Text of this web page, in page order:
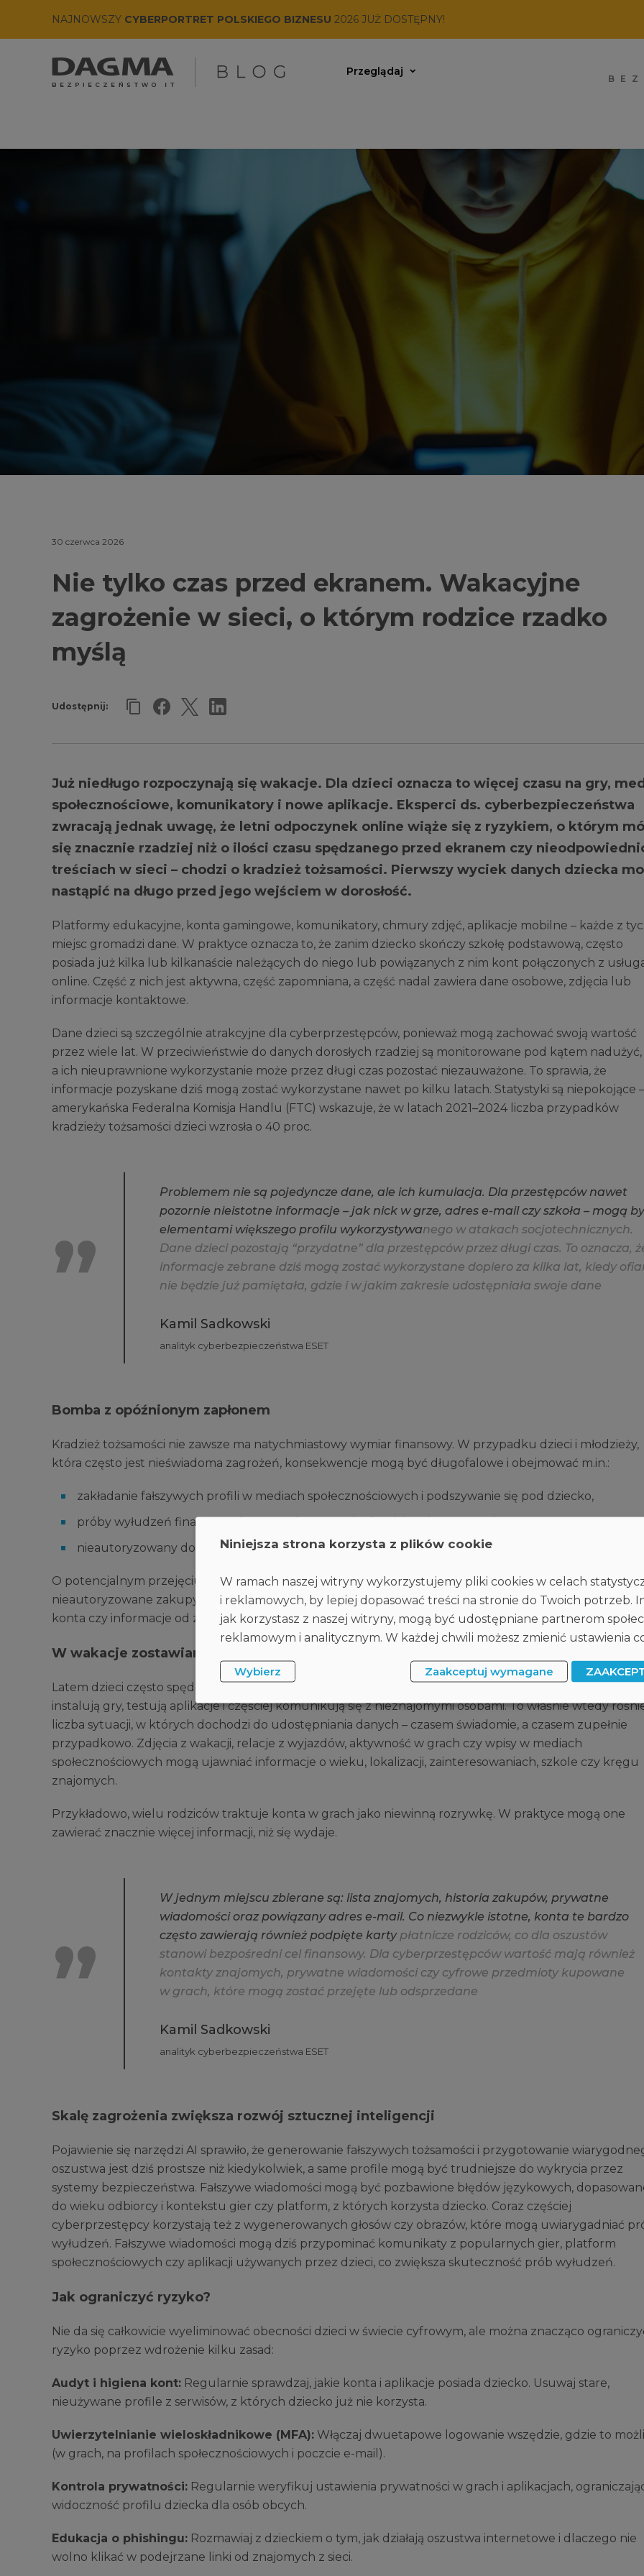
Przeglądaj
30 czerwca 2026
Nie tylko czas przed ekranem. Wakacyjne
zagrożenie w sieci, o którym rodzice rzadko
myślą
Udostępnij:
Już niedługo rozpoczynają się wakacje. Dla dzieci oznacza to więcej czasu na gry,
społecznościowe, komunikatory i nowe aplikacje. Eksperci ds. cyberbezpieczeństwa
zwracają jednak uwagę, że letni odpoczynek online wiąże się z ryzykiem, o którym
się znacznie rzadziej niż o ilości czasu spędzanego przed ekranem czy
treściach w sieci – chodzi o kradzież tożsamości. Pierwszy wyciek danych dziecka
nastąpić na długo przed jego wejściem w dorosłość.
Platformy edukacyjne, konta gamingowe, komunikatory, chmury zdjęć, aplikacje mobilne – każde z
miejsc gromadzi dane. W praktyce oznacza to, że zanim dziecko skończy szkołę podstawową, często
posiada już kilka lub kilkanaście należących do niego lub powiązanych z nim kont połączonych z
online. Część z nich jest aktywna, część zapomniana, a część nadal zawiera dane osobowe, zdjęcia lub
informacje kontaktowe.
Dane dzieci są szczególnie atrakcyjne dla cyberprzestępców, ponieważ mogą zachować swoją wartość
przez wiele lat. W przeciwieństwie do danych dorosłych rzadziej są monitorowane pod kątem nadużyć,
a ich nieuprawnione wykorzystanie może przez długi czas pozostać niezauważone. To sprawia, że
informacje pozyskane dziś mogą zostać wykorzystane nawet po kilku latach. Statystyki są niepokojące –
amerykańska Federalna Komisja Handlu (FTC) wskazuje, że w latach 2021–2024 liczba przypadków
kradzieży tożsamości dzieci wzrosła o 40 proc.
Problemem nie są pojedyncze dane, ale ich kumulacja. Dla przestępców nawet
pozornie nieistotne informacje – jak nick w grze, adres e-mail czy szkoła – mogą by
elementami większego proflu wykorzystywanego w atakach socjotechnicznych.
Dane dzieci pozostają “przydatne” dla przestępców przez długi czas. To oznacza, ż
informacje zebrane dziś mogą zostać wykorzystane dopiero za kilka lat, kiedy ofa
nie będzie już pamiętała, gdzie i w jakim zakresie udostępniała swoje dane
Kamil Sadkowski
analityk cyberbezpieczeństwa ESET
Bomba z opóźnionym zapłonem
Kradzież tożsamości nie zawsze ma natychmiastowy wymiar finansowy. W przypadku dzieci i młodzieży,
która często jest nieświadoma zagrożeń, konsekwencje mogą być długofalowe i obejmować m.in.:
zakładanie fałszywych profili w mediach społecznościowych i podszywanie się pod dziecko,
próby wyłudzeń finansowych przy wykorzystaniu skradzionej tożsamości,
nieautoryzowany dostęp do kont szkolnych i innych usług online.
O potencjalnym przejęciu danych lub kont dziecka mogą świadczyć m.in. problemy z logowaniem,
nieautoryzowane zakupy, znikające przedmioty lub waluty w grach, powiadomienia o zmianie ustawień
konta czy informacje od znajomych o podejrzanych wiadomościach wysyłanych z profilu dziecka.
W wakacje zostawiamy więcej „cyfrowych śladów”
Latem dzieci często spędzają więcej czasu online niż w trakcie roku szkolnego. Zakładają nowe konta,
instalują gry, testują aplikacje i częściej komunikują się z nieznajomymi osobami. To właśnie wtedy
liczba sytuacji, w których dochodzi do udostępniania danych – czasem świadomie, a czasem zupełnie
przypadkowo. Zdjęcia z wakacji, relacje z wyjazdów, aktywność w grach czy wpisy w mediach
społecznościowych mogą ujawniać informacje o wieku, lokalizacji, zainteresowaniach, szkole czy kręgu
znajomych.
Przykładowo, wielu rodziców traktuje konta w grach jako niewinną rozrywkę. W praktyce mogą one
zawierać znacznie więcej informacji, niż się wydaje.
W jednym miejscu zbierane są: lista znajomych, historia zakupów, prywatne
wiadomości oraz powiązany adres e-mail. Co niezwykle istotne, konta te bardzo
często zawierają również podpięte karty płatnicze rodziców, co dla oszustów
stanowi bezpośredni cel fnansowy. Dla cyberprzestępców wartość mają również
kontakty znajomych, prywatne wiadomości czy cyfrowe przedmioty kupowane
w grach, które mogą zostać przejęte lub odsprzedane
Kamil Sadkowski
analityk cyberbezpieczeństwa ESET
Skalę zagrożenia zwiększa rozwój sztucznej inteligencji
Pojawienie się narzędzi AI sprawiło, że generowanie fałszywych tożsamości i przygotowanie
oszustwa jest dziś prostsze niż kiedykolwiek, a same profile mogą być trudniejsze do wykrycia przez
systemy bezpieczeństwa. Fałszywe wiadomości mogą być pozbawione błędów językowych,
do wieku odbiorcy i kontekstu gier czy platform, z których korzysta dziecko. Coraz częściej
cyberprzestępcy korzystają też z wygenerowanych głosów czy obrazów, które mogą uwiarygadniać
wyłudzeń. Fałszywe wiadomości mogą dziś przypominać komunikaty z popularnych gier, platform
społecznościowych czy aplikacji używanych przez dzieci, co zwiększa skuteczność prób wyłudzeń.
Jak ograniczyć ryzyko?
Nie da się całkowicie wyeliminować obecności dzieci w świecie cyfrowym, ale można znacząco
ryzyko poprzez wdrożenie kilku zasad:
Audyt i higiena kont: Regularnie sprawdzaj, jakie konta i aplikacje posiada dziecko. Usuwaj stare,
nieużywane profile z serwisów, z których dziecko już nie korzysta.
Uwierzytelnianie wieloskładnikowe (MFA): Włączaj dwuetapowe logowanie wszędzie, gdzie to
(w grach, na profilach społecznościowych i poczcie e-mail).
Kontrola prywatności: Regularnie weryfikuj ustawienia prywatności w grach i aplikacjach,
widoczność profilu dziecka dla osób obcych.
Edukacja o phishingu: Rozmawiaj z dzieckiem o tym, jak działają oszustwa internetowe i dlaczego nie
wolno klikać w podejrzane linki od znajomych z sieci.
NAJNOWSZY CYBERPORTRET POLSKIEGO BIZNESU 2026 JUŻ DOSTĘPNY!
Niniejsza strona korzysta z plików cookie
W ramach naszej witryny wykorzystujemy pliki cookies w celach
i reklamowych, by lepiej dopasować treści na stronie do Twoich potrzeb.
jak korzystasz z naszej witryny, mogą być udostępniane partnerom
reklamowym i analitycznym. W każdej chwili możesz zmienić ustawienia
Wybierz Zaakceptuj wymagane